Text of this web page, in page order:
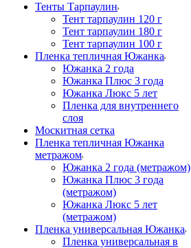
Тенты Тарпаулин
Тент тарпаулин 120 г
Тент тарпаулин 180 г
Тент тарпаулин 100 г
Пленка тепличная Южанка
Южанка 2 года
Южанка Плюс 3 года
Южанка Люкс 5 лет
Пленка для внутреннего
слоя
Москитная сетка
Пленка тепличная Южанка
метражом
Южанка 2 года (метражом)
Южанка Плюс 3 года
(метражом)
Южанка Люкс 5 лет
(метражом)
Пленка универсальная Южанка
Пленка универсальная в